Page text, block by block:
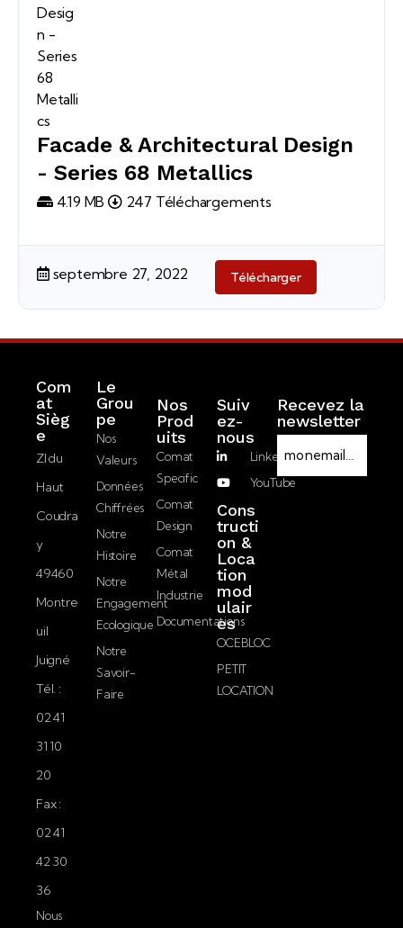
Facade & Architectural Design
- Series 68 Metallics
4.19 MB 247 Téléchargements
septembre 27, 2022 Télécharger
Com
at
Sièg
e
ZI du
Haut
Coudra
y
49460
Montre
uil
Juigné
Tél. :
02 41
31 10
20
Fax :
02 41
42 30
36
Nous
Le
Grou
pe
Nos
Valeurs
Données
Chiffrées
Notre
Histoire
Notre
Engagement
Ecologique
Notre
Savoir-
Faire
Nos
Prod
Uits
Comat
Specific
Comat
Design
Comat
Métal
Industrie
Documentations
Suiv
ez-
nous
LinkedIn
YouTube
Cons
tructi
on &
Loca
tion
mod
ulair
es
OCEBLOC
PETIT
LOCATION
Recevez la
newsletter
-
m
R
G
P